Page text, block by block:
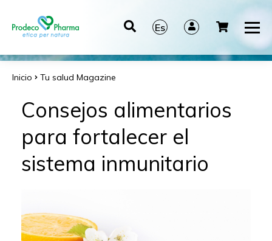
Es
Inicio Tu salud Magazine
Consejos alimentarios
para fortalecer el
sistema inmunitario